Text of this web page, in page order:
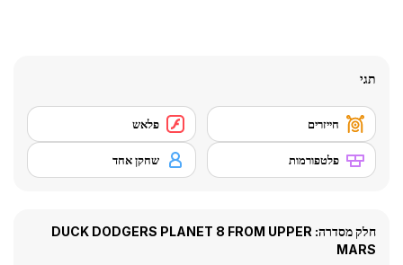
תגי
חייזרים פלאש
פלטפורמות שחקן אחד
חלק מסדרה: DUCK DODGERS PLANET 8 FROM UPPER
MARS